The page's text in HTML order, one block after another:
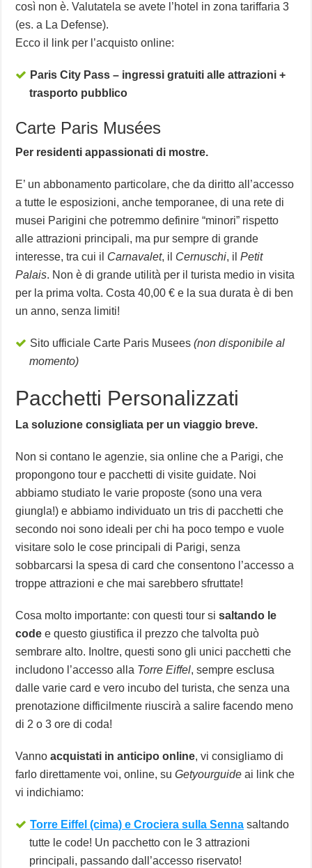
così non è. Valutatela se avete l’hotel in zona tariffaria 3
(es. a La Defense).
Ecco il link per l’acquisto online:
Paris City Pass – ingressi gratuiti alle attrazioni +
trasporto pubblico
Carte Paris Musées
Per residenti appassionati di mostre.
E’ un abbonamento particolare, che da diritto all’accesso
a tutte le esposizioni, anche temporanee, di una rete di
musei Parigini che potremmo definire “minori” rispetto
alle attrazioni principali, ma pur sempre di grande
interesse, tra cui il Carnavalet, il Cernuschi, ilPetit
Palais. Non è di grande utilità per il turista medio in visita
per la prima volta. Costa 40,00 € e la sua durata è di ben
un anno, senza limiti!
Sito ufficiale Carte Paris Musees (non disponibile al
momento)
Pacchetti Personalizzati
La soluzione consigliata per un viaggio breve.
Non si contano le agenzie, sia online che a Parigi, che
propongono tour e pacchetti di visite guidate. Noi
abbiamo studiato le varie proposte (sono una vera
giungla!) e abbiamo individuato un tris di pacchetti che
secondo noi sono ideali per chi ha poco tempo e vuole
visitare solo le cose principali di Parigi, senza
sobbarcarsi la spesa di card che consentono l’accesso a
troppe attrazioni e che mai sarebbero sfruttate!
Cosa molto importante: con questi tour sisaltando le
code e questo giustifica il prezzo che talvolta può
sembrare alto. Inoltre, questi sono gli unici pacchetti che
includono l’accesso alla Torre Eiffel, sempre esclusa
dalle varie card e vero incubo del turista, che senza una
prenotazione difficilmente riuscirà a salire facendo meno
di 2 o 3 ore di coda!
Vannoacquistati in anticipo online, vi consigliamo di
farlo direttamente voi, online, suGetyourguide ai link che
vi indichiamo:
Torre Eiffel (cima) e Crociera sulla Senna saltando
tutte le code! Un pacchetto con le 3 attrazioni
principali, passando dall’accesso riservato!